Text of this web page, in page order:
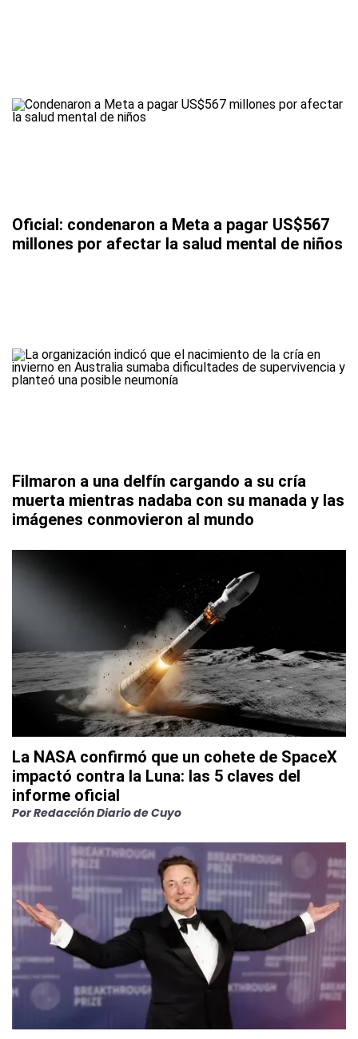
Oficial: condenaron a Meta a pagar US$567
millones por afectar la salud mental de niños
Filmaron a una delfín cargando a su cría
muerta mientras nadaba con su manada y las
imágenes conmovieron al mundo
La NASA confirmó que un cohete de SpaceX
impactó contra la Luna: las 5 claves del
informe oficial
PorRedacción Diario de Cuyo